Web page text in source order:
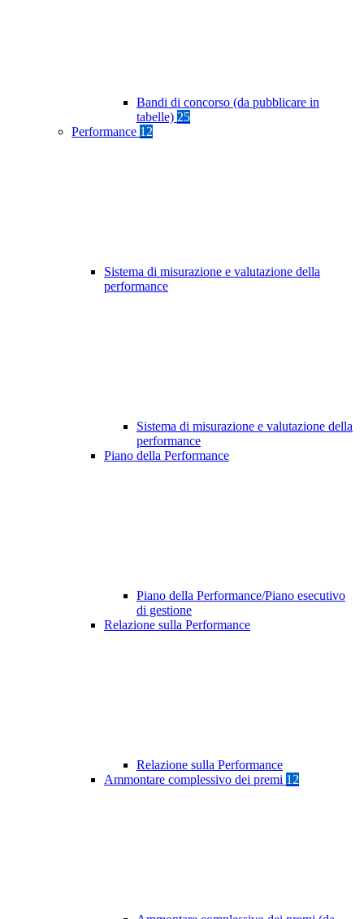
Bandi di concorso (da pubblicare in
tabelle) 25
Performance 12
Sistema di misurazione e valutazione della
performance
Sistema di misurazione e valutazione della
performance
Piano della Performance
Piano della Performance/Piano esecutivo
di gestione
Relazione sulla Performance
Relazione sulla Performance
Ammontare complessivo dei premi 12